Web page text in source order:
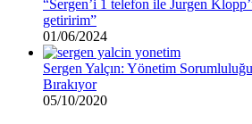
“Sergen’i 1 telefon ile Jurgen
getiririm”
01/06/2024
Sergen Yalçın: Yönetim
Bırakıyor
05/10/2020